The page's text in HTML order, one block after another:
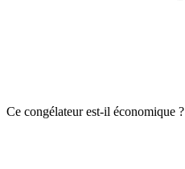
Ce congélateur est-il économique ?